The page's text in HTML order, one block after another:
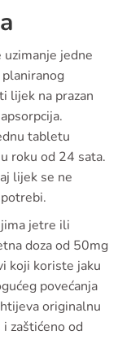
jedne
lijek na prazan
tabletu
roku od 24 sata.
lijek se ne
jetre ili
doza od 50mg
koji koriste jaku
povećanja
originalnu
zaštićeno od